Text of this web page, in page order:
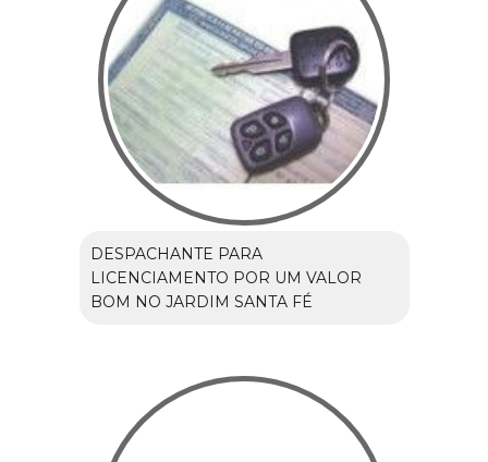
DESPACHANTE PARA
LICENCIAMENTO POR UM VALOR
BOM NO JARDIM SANTA FÉ